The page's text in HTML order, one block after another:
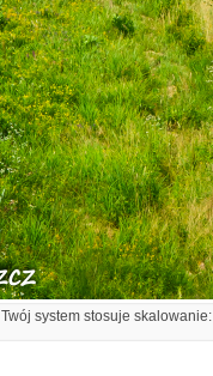
Twój system stosuje